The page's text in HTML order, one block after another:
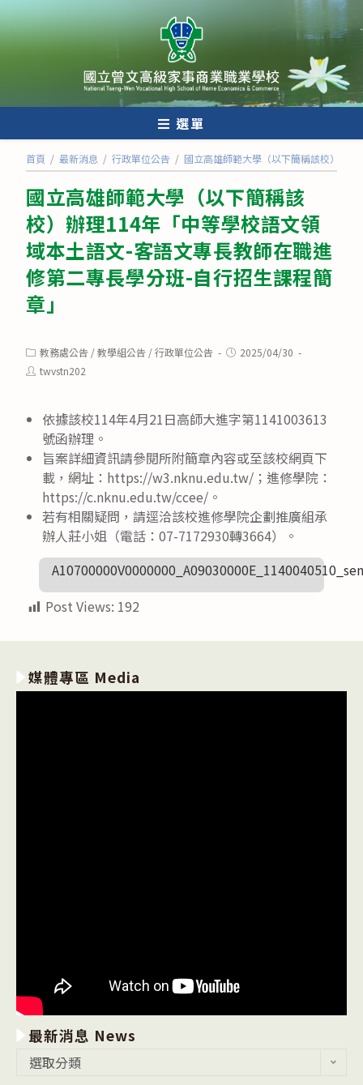
跳
轉
至
內
選單
首頁 / 最新消息 / 行政單位公告 / 國立高雄師範大學（以下簡稱該校）辦
國立高雄師範大學（以下簡稱該
校）辦理114年「中等學校語文領
域本土語文-客語文專長教師在職進
修第二專長學分班-自行招生課程簡
章」
Post
category:
教務處公告 /教學組公告 /行政單位公告
Post2025/04/30
Posttwvstn202
依據該校114年4月21日高師大進字第1141003613
號函辦理。
旨案詳細資訊請參閱所附簡章內容或至該校網頁下
載，網址：https://w3.nknu.edu.tw/；進修學院：
https://c.nknu.edu.tw/ccee/。
若有相關疑問，請逕洽該校進修學院企劃推廣組承
辦人莊小姐（電話：07-7172930轉3664）。
Post Views: 192
媒體專區 Media
最新消息 News
選取分類